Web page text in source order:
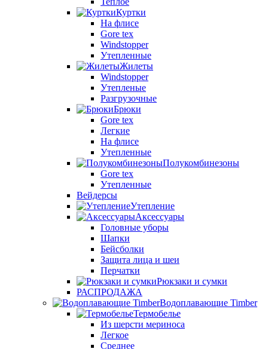
Куртки
На флисе
Gore tex
Windstopper
Утепленные
Жилеты
Windstopper
Утепленые
Разгрузочные
Брюки
Gore tex
Легкие
На флисе
Утепленные
Полукомбинезоны
Gore tex
Утепленные
Вейдерсы
Утепление
Аксессуары
Головные уборы
Шапки
Бейсболки
Защита лица и шеи
Перчатки
Рюкзаки и сумки
РАСПРОДАЖА
Водоплавающие Timber
Термобелье
Из шерсти мериноса
Легкое
Среднее